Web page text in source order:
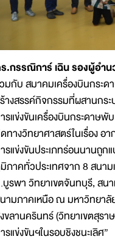
.กรรณิการ์ เฉิน รองผู้อำ
มกับ สมาคมเครื่องบินกระด
างสรรค์กิจกรรมที่ผสานกร
รแข่งขันเครื่องบินกระดาษพั
ทางวิทยาศาสตร์ในเรื่อง อ
รแข่งขันประเภทร่อนนานถูก
ภาคทั่วประเทศจาก 8 สนา
รพา วิทยาเขตจันทบุรี, สน
ามภาคเหนือ ณ มหาวิทยาลั
ขลานครินทร์ (วิทยาเขตสุร
รแข่งขันฯในรอบชิงชนะเลิศ”